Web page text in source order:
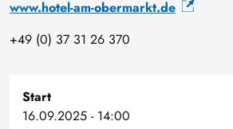
www.hotel-am-obermarkt.de
+49 (0) 37 31 26 370
Start
16.09.2025 - 14:00